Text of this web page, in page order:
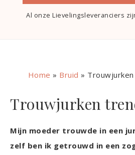
Al onze Lievelingsleveranciers
Home » Bruid »
Trouwjurken
Mijn moeder trouwde in een
zelf ben ik getrouwd in een